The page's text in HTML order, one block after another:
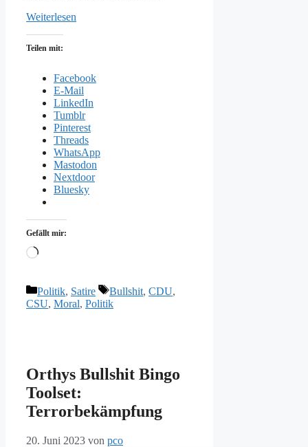
Weiterlesen
Teilen mit:
Facebook
E-Mail
LinkedIn
Tumblr
Pinterest
Threads
WhatsApp
Mastodon
Nextdoor
Bluesky
Gefällt mir:
Wird
Kategorien
Politik, Satire Schlagwörter
Bullshit, CDU,
CSU, Moral, Politik
Orthys Bullshit Bingo
Toolset:
Terrorbekämpfung
20. Juni 2023 von pco